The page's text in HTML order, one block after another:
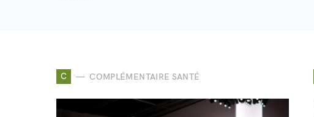
C COMPLÉMENTAIRE SANTÉ